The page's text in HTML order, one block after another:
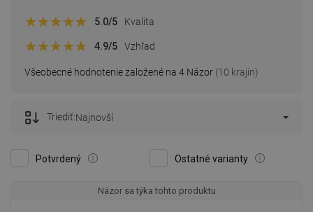
Všeobecné hodnotenie založené na 4 Názor (10 krajín)
5.0/5 Kvalita
4.9/5 Vzhľad
Potvrdený Ostatné varianty
Triediť:Najnovší
Názor sa týka tohto produktu